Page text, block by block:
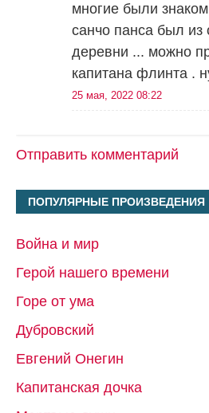
многие были
санчо панса был из
деревни ... можно
капитана флинта .
25 мая, 2022 08:22
Отправить комментарий
ПОПУЛЯРНЫЕ ПРОИЗВЕДЕНИЯ
Война и мир
Герой нашего времени
Горе от ума
Дубровский
Евгений Онегин
Капитанская дочка